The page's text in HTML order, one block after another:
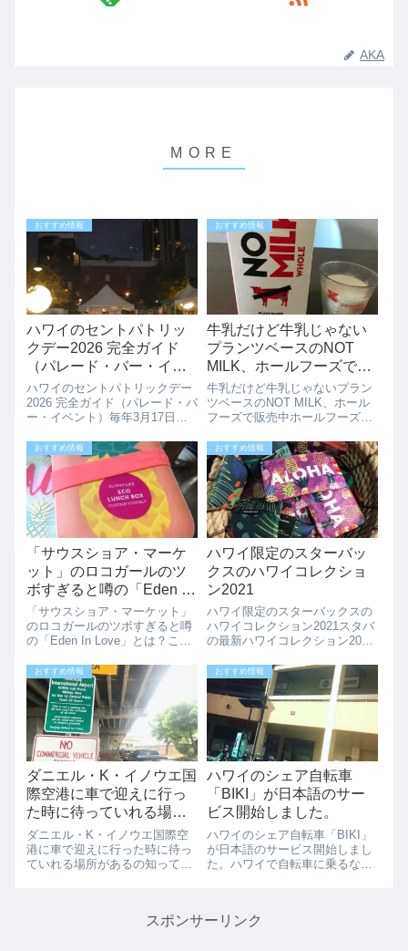
AKA
おすすめ情報
ハワイのセントパトリッ
クデー2026 完全ガイド
（パレード・バー・イベ
ント）
ハワイのセントパトリックデー
2026 完全ガイド（パレード・バ
ー・イベント）毎年3月17日は
トリックデーです。アメリカで
は大きなイベントとして知ら
れ、ハワイでもパレードやバー
イベントなど様々なイベントが
開催されま...
おすすめ情報
牛乳だけど牛乳じゃない
プランツベースのNOT
MILK、ホールフーズで販
売中
牛乳だけど牛乳じゃないプラン
ツベースのNOT MILK、ホール
フーズで販売中ホールフーズに
「NOT MILK」が販売されてい
ます。アメリカでは牛乳の代替
えとして、アーモンドミルクや
ソイミルクなどが多く販売され
てい...
おすすめ情報
「サウスショア・マーケ
ット」のロコガールのツ
ボすぎると噂の「Eden In
Love」とは？
「サウスショア・マーケット」
のロコガールのツボすぎると噂
の「Eden In Love」とは？ここ
は、ロコガールに大人気なんで
す。毎月LAで買い付けていると
いう最新の雑貨や洋服はどれも
ハワイにマッチした...
おすすめ情報
ハワイ限定のスターバッ
クスのハワイコレクショ
ン2021
ハワイ限定のスターバックスの
ハワイコレクション2021スタバ
の最新ハワイコレクション2021
以外でもスタバのハワイ限定
（ハワイコレクション）がでて
いますね、ALOHAのロゴの紫ポ
ーチ（16.95ドル）、HAEAI...
おすすめ情報
ダニエル・K・イノウエ国
際空港に車で迎えに行っ
た時に待っていれる場所
があるの知っていました
か？
ダニエル・K・イノウエ国際空
港に車で迎えに行った時に待っ
ていれる場所があるの知ってい
よね。空港の有料駐車場に止め
おすすめ情報
ハワイのシェア自転車
「BIKI」が日本語のサー
ビス開始しました。
ハワイのシェア自転車「BIKI」
が日本語のサービス開始しまし
た。ハワイで自転車に乗るなら
んどんと増えているようです。
スポンサーリンク